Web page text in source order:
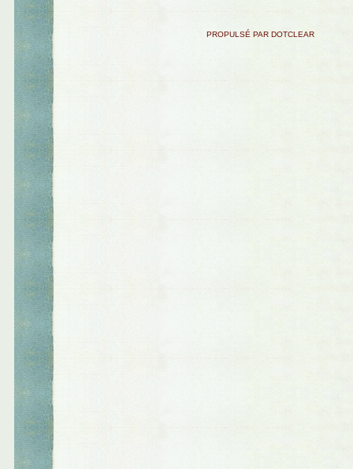
PROPULSÉ PAR DOTCLEAR